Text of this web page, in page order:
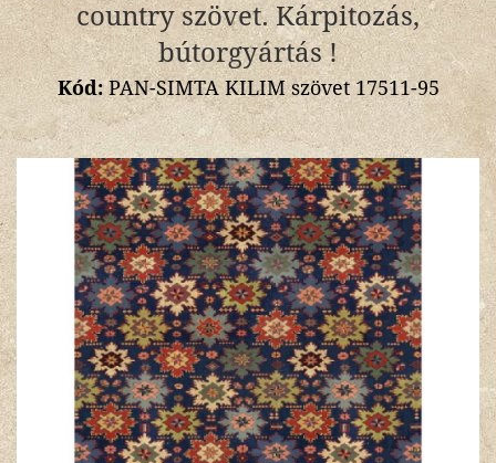
country szövet. Kárpitozás,
bútorgyártás !
Kód:PAN-SIMTA KILIM szövet 17511-95